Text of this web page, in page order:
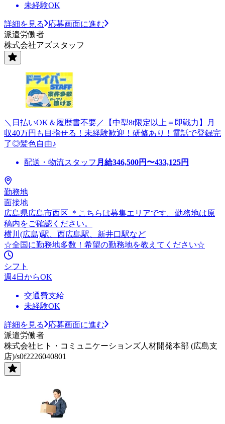
未経験OK
詳細を見る
応募画面に進む
派遣労働者
株式会社アズスタッフ
＼日払いOK＆履歴書不要／【中型8t限定以上＝即戦力】月
収40万円も目指せる！未経験歓迎！研修あり！電話で登録完
了◎髪色自由♪
配送・物流スタッフ 月給346,500円〜433,125円
勤務地
面接地
広島県広島市西区 ＊こちらは募集エリアです。勤務地は原
稿内をご確認ください。
横川(広島)駅、西広島駅、新井口駅など
☆全国に勤務地多数！希望の勤務地を教えてください☆
シフト
週4日からOK
交通費支給
未経験OK
詳細を見る
応募画面に進む
派遣労働者
株式会社ヒト・コミュニケーションズ人材開発本部 (広島支
店)/s0f2226040801